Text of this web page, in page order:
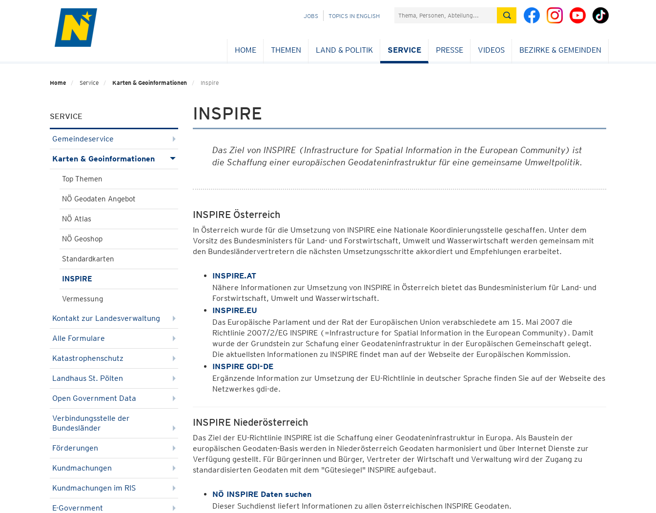
NAVIGATION
JOBS TOPICS IN ENGLISH Suchefeld
HOME THEMEN LAND & POLITIK SERVICE PRESSE VIDEOS BEZIRKE & GEMEINDEN
Home Service Karten & Geoinformationen Inspire
SERVICE
Gemeindeservice
Karten & Geoinformationen
Top Themen
NÖ Geodaten Angebot
NÖ Atlas
NÖ Geoshop
Standardkarten
INSPIRE
Vermessung
Kontakt zur Landesverwaltung
Alle Formulare
Katastrophenschutz
Landhaus St. Pölten
Open Government Data
Verbindungsstelle der
Bundesländer
Förderungen
Kundmachungen
Kundmachungen im RIS
E-Government
INSPIRE
Das Ziel von INSPIRE (Infrastructure for Spatial Information in the European Community) ist
die Schaffung einer europäischen Geodateninfrastruktur für eine gemeinsame Umweltpolitik.
INSPIRE Österreich
In Österreich wurde für die Umsetzung von INSPIRE eine Nationale Koordinierungsstelle geschaffen. Unter dem
Vorsitz des Bundesministers für Land- und Forstwirtschaft, Umwelt und Wasserwirtschaft werden gemeinsam mit
den Bundesländervertretern die nächsten Umsetzungsschritte akkordiert und Empfehlungen erarbeitet.
INSPIRE.AT
Nähere Informationen zur Umsetzung von INSPIRE in Österreich bietet das Bundesministerium für Land- und
Forstwirtschaft, Umwelt und Wasserwirtschaft.
INSPIRE.EU
Das Europäische Parlament und der Rat der Europäischen Union verabschiedete am 15. Mai 2007 die
Richtlinie 2007/2/EG INSPIRE (=Infrastructure for Spatial Information in the European Community). Damit
wurde der Grundstein zur Schafung einer Geodateninfrastruktur in der Europäischen Gemeinschaft gelegt.
Die aktuellsten Informationen zu INSPIRE findet man auf der Webseite der Europäischen Kommission.
INSPIRE GDI-DE
Ergänzende Information zur Umsetzung der EU-Richtlinie in deutscher Sprache finden Sie auf der Webseite des
Netzwerkes gdi-de.
INSPIRE Niederösterreich
Das Ziel der EU-Richtlinie INSPIRE ist die Schaffung einer Geodateninfrastruktur in Europa. Als Baustein der
europäischen Geodaten-Basis werden in Niederösterreich Geodaten harmonisiert und über Internet Dienste zur
Verfügung gestellt. Für Bürgerinnen und Bürger, Vertreter der Wirtschaft und Verwaltung wird der Zugang zu
standardisierten Geodaten mit dem "Gütesiegel" INSPIRE aufgebaut.
NÖ INSPIRE Daten suchen
Dieser Suchdienst liefert Informationen zu allen österreichischen INSPIRE Geodaten.